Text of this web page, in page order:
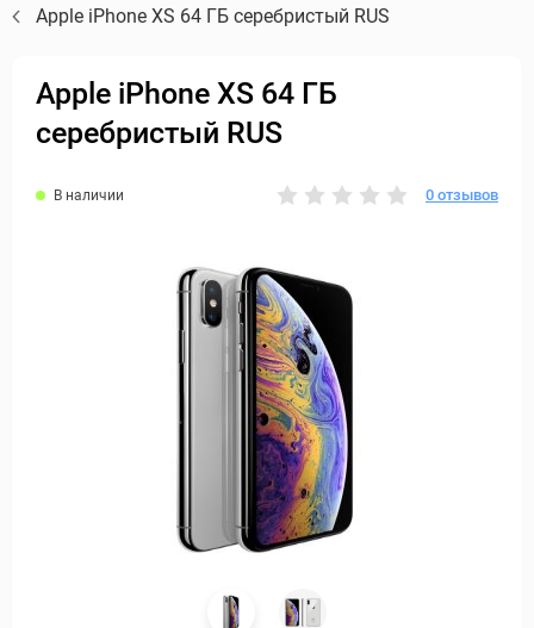
Apple iPhone XS 64 ГБ серебристый RUS
Apple iPhone XS 64 ГБ
серебристый RUS
В наличии 0 отзывов